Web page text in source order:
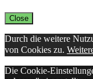
Close
Durch die weitere
von Cookies zu.
Die Cookie-